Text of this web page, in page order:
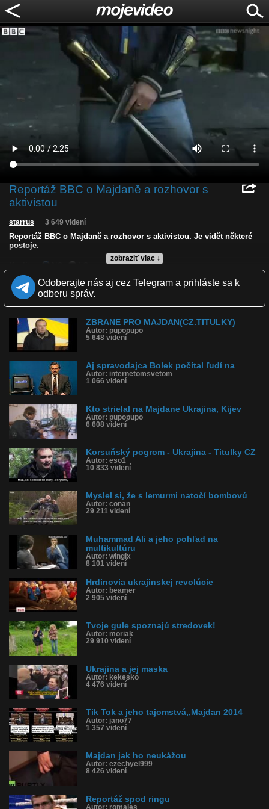
Reportáž BBC o Majdaně a rozhovor s
aktivistou
zobraziť viac ↓
starrus 3 649 videní
Reportáž BBC o Majdaně a rozhovor s aktivistou. Je vidět některé
postoje.
Zverejnené: 3.3.2014 20:18
Páči sa: 60% (5 hlasov)
Obľúbené: 0
Komentárov: 0
Kategória: šokujúce
Tagy: ukrajina, majdan, revoluce
História sledovanosti videa:
Odoberajte nás aj cez Telegram a prihláste sa k
odberu správ.
ZBRANE PRO MAJDAN(CZ.TITULKY)
Autor: pupopupo
5 648 videní
Aj spravodajca Bolek počítal ľudí na
Autor: internetomsvetom
1 066 videní
Kto strielal na Majdane Ukrajina, Kijev
Autor: pupopupo
6 608 videní
Korsuňský pogrom - Ukrajina - Titulky CZ
Autor: eso1
10 833 videní
Myslel si, že s lemurmi natočí bombovú
Autor: conan
29 211 videní
Muhammad Ali a jeho pohľad na
multikultúru
Autor: wingix
8 101 videní
Hrdinovia ukrajinskej revolúcie
Autor: beamer
2 905 videní
Tvoje gule spoznajú stredovek!
Autor: moriak
29 910 videní
Ukrajina a jej maska
Autor: kekesko
4 476 videní
Tik Tok a jeho tajomstvá,,Majdan 2014
Autor: jano77
1 357 videní
Majdan jak ho neukážou
Autor: ezechyel999
8 426 videní
Reportáž spod ringu
Autor: romales